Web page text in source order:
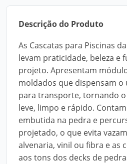
Descrição do Produto
As Cascatas para Piscinas
levam praticidade, beleza e
projeto. Apresentam
moldados que dispensam
para transporte, tornando
leve, limpo e rápido.
embutida na pedra e
projetado, o que evita
alvenaria, vinil ou fibra e as
aos tons dos decks de